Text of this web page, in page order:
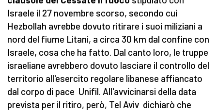
Israele il 27 novembre scorso, secondo cui
Hezbollah avrebbe dovuto ritirare i suoi miliziani a
nord del fiume Litani, a circa 30 km dal confine con
Israele, cosa che ha fatto. Dal canto loro, le truppe
israeliane avrebbero dovuto lasciare il controllo del
territorio all'esercito regolare libanese affiancato
dal corpo di pace Unifil. All'avvicinarsi della data
prevista per il ritiro, però, Tel Aviv dichiarò che